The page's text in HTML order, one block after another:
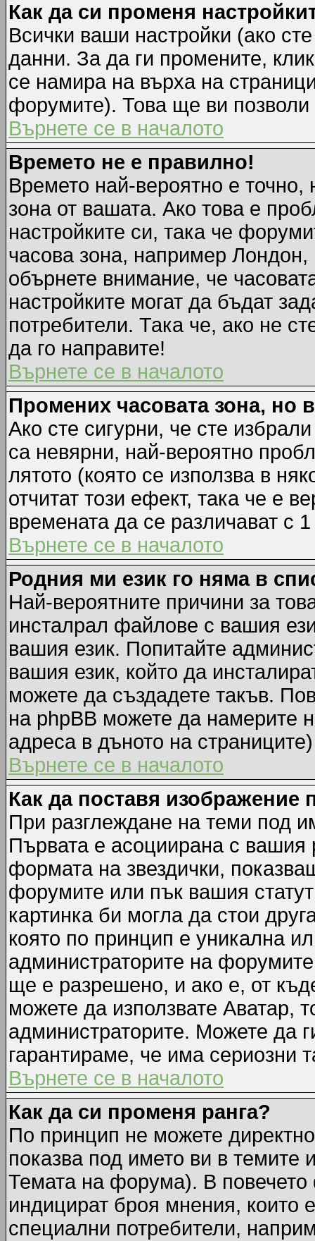
Как да си променя
Всички ваши настройки (ако
данни. За да ги промените,
се намира на върха на
форумите). Това ще ви позволи
Върнете се в началото
Времето не е правилно!
Времето най-вероятно е точно,
зона от вашата. Ако това е
настройките си, така че
часова зона, например
обърнете внимание, че
настройките могат да бъдат
потребители. Така че, ако не
да го направите!
Върнете се в началото
Промених часовата зона, но
Ако сте сигурни, че сте
са невярни, най-вероятно
лятото (която се използва в
отчитат този ефект, така че е
времената да се различават с
Върнете се в началото
Родния ми език го няма в
Най-вероятните причини за
инсталрал файлове с вашия
вашия език. Попитайте
вашия език, който да
можете да създадете такъв.
на phpBB можете да намерите
адреса в дъното на страниците)
Върнете се в началото
Как да поставя изображение
При разглеждане на теми под
Първата е асоциирана с вашия
формата на звездички,
форумите или пък вашия
картинка би могла да стои
която по принцип е уникална
администраторите на
ще е разрешено, и ако е, от
можете да използвате Аватар,
администраторите. Можете да
гарантираме, че има сериозни
Върнете се в началото
Как да си променя ранга?
По принцип не можете
показва под името ви в темите
Темата на форума). В повечето
индицират броя мнения, които
специални потребители,